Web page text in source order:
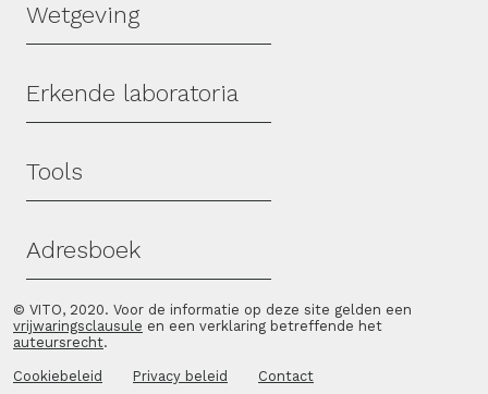
Wetgeving
Erkende laboratoria
Tools
Adresboek
© VITO, 2020. Voor de informatie op deze site gelden een
vrijwaringsclausule en een verklaring betreffende het
auteursrecht.
Cookiebeleid Privacy beleid Contact